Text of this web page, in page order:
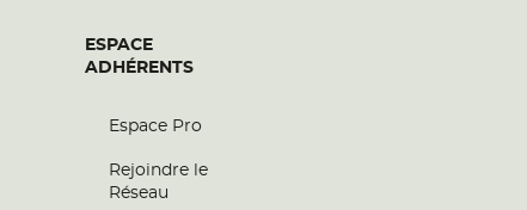
ESPACE
ADHÉRENTS
Espace Pro
Rejoindre le
Réseau